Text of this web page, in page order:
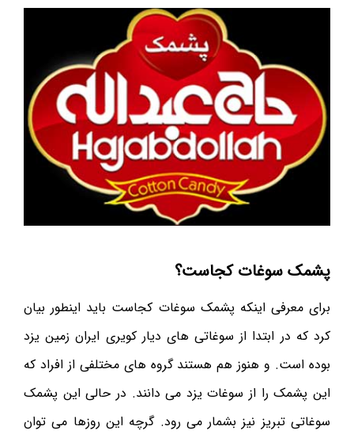
پشمک سوغات کجاست؟
برای معرفی اینکه پشمک سوغات کجاست باید اینطور بیان
کرد که در ابتدا از سوغاتی های دیار کویری ایران زمین یزد
بوده است. و هنوز هم هستند گروه های مختلفی از افراد که
این پشمک را از سوغات یزد می دانند. در حالی این پشمک
سوغاتی تبریز نیز بشمار می رود. گرچه این روزها می توان